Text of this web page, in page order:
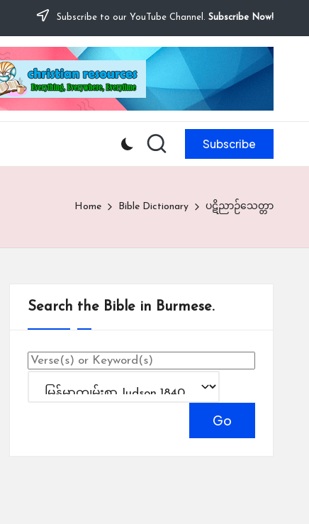
Subscribe to our YouTube Channel. Subscribe Now!
Subscribe
Home Bible Dictionary ပဋိညာဉ်သေတ္တာ
Search the Bible in Burmese.